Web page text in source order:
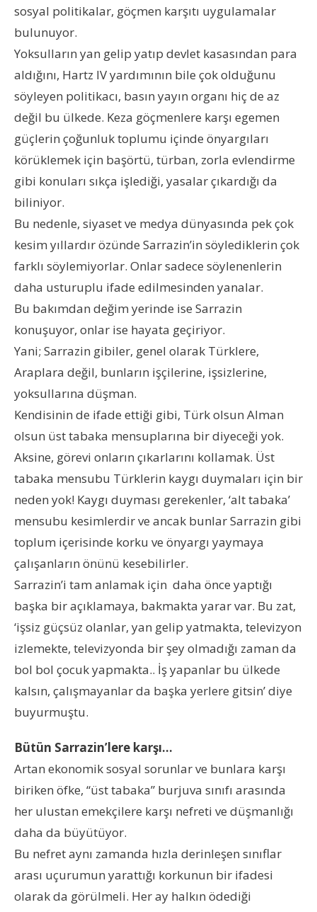
sosyal politikalar, göçmen karşıtı uygulamalar
bulunuyor.
Yoksulların yan gelip yatıp devlet kasasından para
aldığını, Hartz IV yardımının bile çok olduğunu
söyleyen politikacı, basın yayın organı hiç de az
değil bu ülkede. Keza göçmenlere karşı egemen
güçlerin çoğunluk toplumu içinde önyargıları
körüklemek için başörtü, türban, zorla evlendirme
gibi konuları sıkça işlediği, yasalar çıkardığı da
biliniyor.
Bu nedenle, siyaset ve medya dünyasında pek çok
kesim yıllardır özünde Sarrazin’in söylediklerin çok
farklı söylemiyorlar. Onlar sadece söylenenlerin
daha usturuplu ifade edilmesinden yanalar.
Bu bakımdan değim yerinde ise Sarrazin
konuşuyor, onlar ise hayata geçiriyor.
Yani; Sarrazin gibiler, genel olarak Türklere,
Araplara değil, bunların işçilerine, işsizlerine,
yoksullarına düşman.
Kendisinin de ifade ettiği gibi, Türk olsun Alman
olsun üst tabaka mensuplarına bir diyeceği yok.
Aksine, görevi onların çıkarlarını kollamak. Üst
tabaka mensubu Türklerin kaygı duymaları için bir
neden yok! Kaygı duyması gerekenler, ‘alt tabaka’
mensubu kesimlerdir ve ancak bunlar Sarrazin gibi
toplum içerisinde korku ve önyargı yaymaya
çalışanların önünü kesebilirler.
Sarrazin’i tam anlamak için daha önce yaptığı
başka bir açıklamaya, bakmakta yarar var. Bu zat,
‘işsiz güçsüz olanlar, yan gelip yatmakta, televizyon
izlemekte, televizyonda bir şey olmadığı zaman da
bol bol çocuk yapmakta.. İş yapanlar bu ülkede
kalsın, çalışmayanlar da başka yerlere gitsin’ diye
buyurmuştu.
Bütün Sarrazin’lere karşı…
Artan ekonomik sosyal sorunlar ve bunlara karşı
biriken öfke, “üst tabaka” burjuva sınıfı arasında
her ulustan emekçilere karşı nefreti ve düşmanlığı
daha da büyütüyor.
Bu nefret aynı zamanda hızla derinleşen sınıflar
arası uçurumun yarattığı korkunun bir ifadesi
olarak da görülmeli. Her ay halkın ödediği